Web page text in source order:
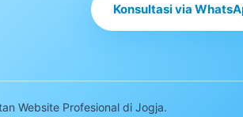
Konsultasi via
Website Profesional di Jogja.